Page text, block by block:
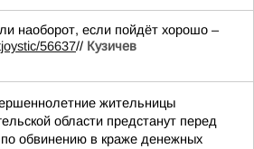
наоборот, если пойдёт хорошо –
56637// Кузичев
жительницы
области предстанут перед
обвинению в краже денежных